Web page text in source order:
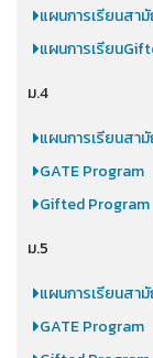
แผนการเรียนสา
แผนการเรียน
ม.4
แผนการเรียนสา
GATE Program
Gifted Program
ม.5
แผนการเรียนสา
GATE Program